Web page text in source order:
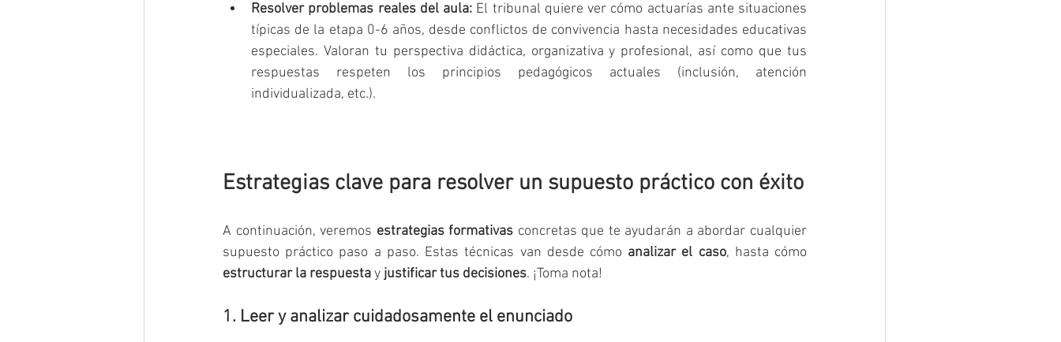
Resolver problemas reales del aula: El tribunal quiere ver cómo actuarías ante situaciones
típicas de la etapa 0-6 años, desde conflictos de convivencia hasta necesidades educativas
especiales. Valoran tu perspectiva didáctica, organizativa y profesional, así como que tus
respuestas respeten los principios pedagógicos actuales (inclusión, atención
individualizada, etc.).
Estrategias clave para resolver un supuesto práctico con éxito
A continuación, veremos estrategias formativas concretas que te ayudarán a abordar cualquier
supuesto práctico paso a paso. Estas técnicas van desde cómo analizar el caso
estructurar la respuesta y justificar tus decisiones. ¡Toma nota!
1. Leer y analizar cuidadosamente el enunciado